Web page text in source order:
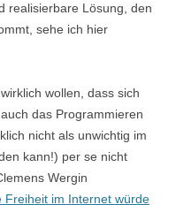
realisierbare Lösung, den
sehe ich hier
wollen, dass sich
das Programmieren
nicht als unwichtig im
kann!) per se nicht
Wergin
Freiheit im Internet würde